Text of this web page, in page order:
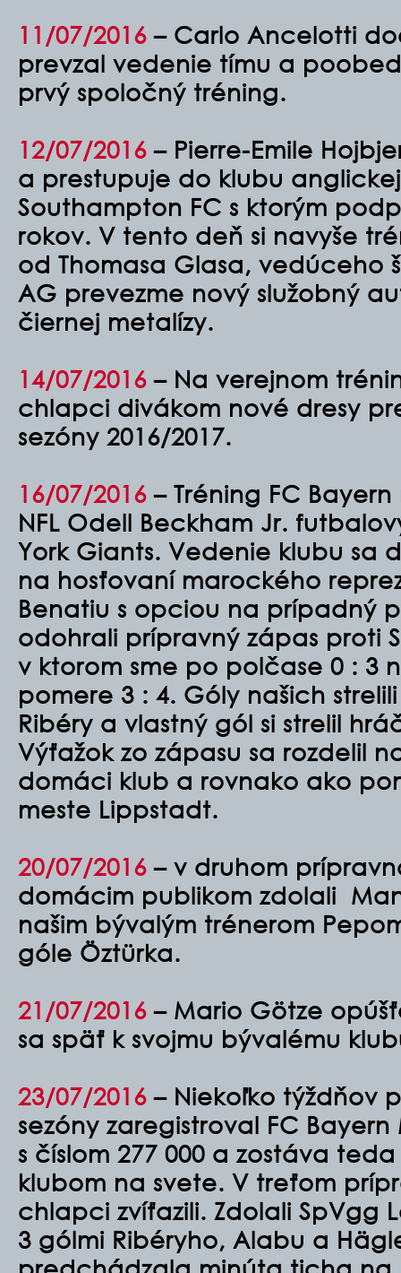
11/07/2016 – Carlo Ancelotti
prevzal vedenie tímu a
prvý spoločný tréning.
12/07/2016 – Pierre-Emile
a prestupuje do klubu
Southampton FC s ktorým
rokov. V tento deň si navyše
od Thomasa Glasa, vedúceho
AG prevezme nový služobný
čiernej metalízy.
14/07/2016 – Na verejnom
chlapci divákom nové dresy
sezóny 2016/2017.
16/07/2016 – Tréning FC
NFL Odell Beckham Jr.
York Giants. Vedenie klubu sa
na hosťovaní marockého
Benatiu s opciou na prípadný
odohrali prípravný zápas proti
v ktorom sme po polčase 0 : 3
pomere 3 : 4. Góly našich
Ribéry a vlastný gól si strelil
Výťažok zo zápasu sa rozdelil
domáci klub a rovnako ako
meste Lippstadt.
20/07/2016 – v druhom
domácim publikom zdolali
našim bývalým trénerom
góle Öztürka.
21/07/2016 – Mario Götze
sa späť k svojmu bývalému
23/07/2016 – Niekoľko týždňov
sezóny zaregistroval FC
s číslom 277 000 a zostáva
klubom na svete. V treťom
chlapci zvíťazili. Zdolali SpVgg
3 gólmi Ribéryho, Alabu a